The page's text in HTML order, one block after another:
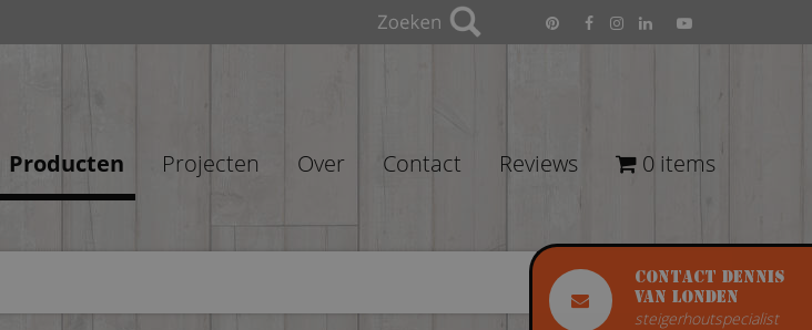
Contact Dennis
van Londen
steigerhoutspecialist
Producten Projecten Over Contact Reviews 0 items